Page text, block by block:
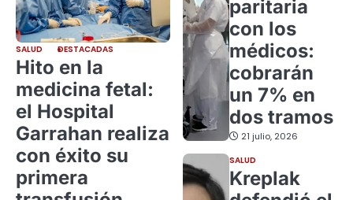
SALUD DESTACADAS
Hito en la
medicina fetal:
el Hospital
Garrahan realiza
con éxito su
primera
paritaria
con los
médicos:
cobrarán
un 7% en
dos tramos
21 julio, 2026
SALUD
Kreplak